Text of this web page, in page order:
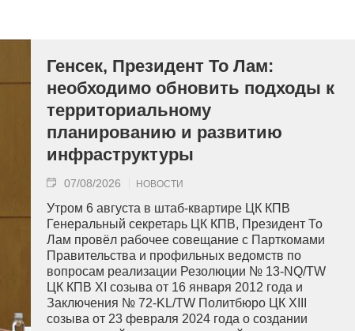
Генсек, Президент То Лам:
необходимо обновить подходы к
территориальному
планированию и развитию
инфраструктуры
07/08/2026 НОВОСТИ
Утром 6 августа в штаб-квартире ЦК КПВ
Генеральный секретарь ЦК КПВ, Президент То
Лам провёл рабочее совещание с Парткомами
Правительства и профильных ведомств по
вопросам реализации Резолюции № 13-NQ/TW
ЦК КПВ XI созыва от 16 января 2012 года и
Заключения № 72-KL/TW Политбюро ЦК XIII
созыва от 23 февраля 2024 года о создании